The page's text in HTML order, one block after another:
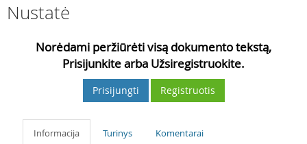
Nustatė
Norėdami peržiūrėti visą dokumento tekstą,
Prisijunkite arba Užsiregistruokite.
Prisijungti Registruotis
Informacija Turinys Komentarai